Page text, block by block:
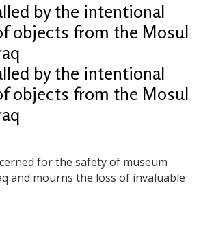
by the intentional
objects from the Mosul
by the intentional
objects from the Mosul
for the safety of museum
and mourns the loss of invaluable